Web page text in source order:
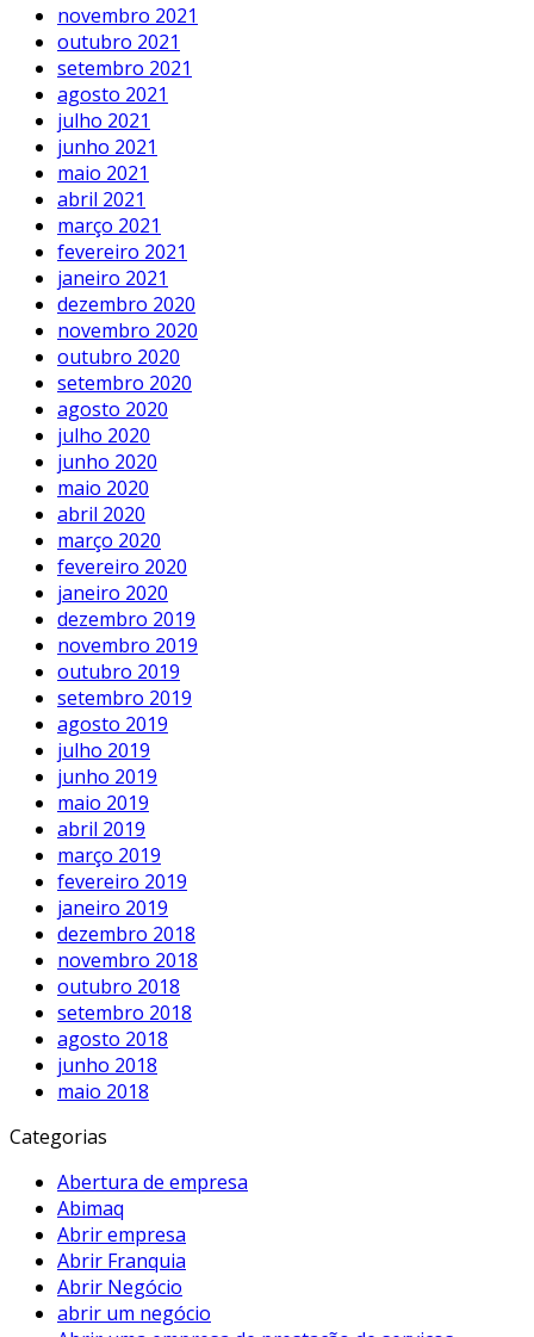
novembro 2021
outubro 2021
setembro 2021
agosto 2021
julho 2021
junho 2021
maio 2021
abril 2021
março 2021
fevereiro 2021
janeiro 2021
dezembro 2020
novembro 2020
outubro 2020
setembro 2020
agosto 2020
julho 2020
junho 2020
maio 2020
abril 2020
março 2020
fevereiro 2020
janeiro 2020
dezembro 2019
novembro 2019
outubro 2019
setembro 2019
agosto 2019
julho 2019
junho 2019
maio 2019
abril 2019
março 2019
fevereiro 2019
janeiro 2019
dezembro 2018
novembro 2018
outubro 2018
setembro 2018
agosto 2018
junho 2018
maio 2018
Categorias
Abertura de empresa
Abimaq
Abrir empresa
Abrir Franquia
Abrir Negócio
abrir um negócio